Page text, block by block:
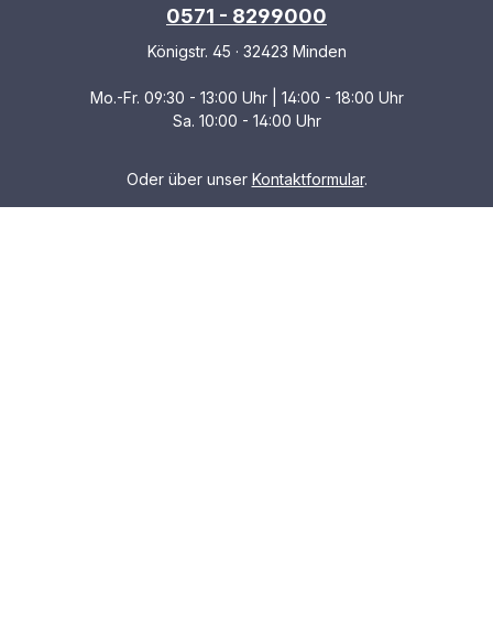
0571 - 8299000
Königstr. 45 · 32423 Minden
Mo.-Fr. 09:30 - 13:00 Uhr | 14:00 - 18:00 Uhr
Sa. 10:00 - 14:00 Uhr
Oder über unser Kontaktformular.